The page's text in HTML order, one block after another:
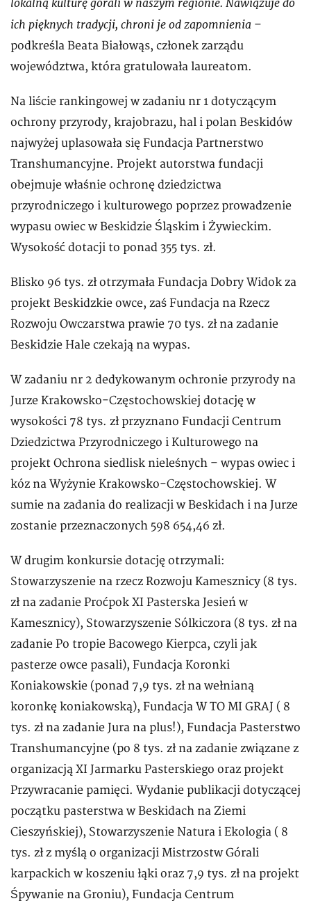
lokalną kulturę górali w naszym regionie. Nawiązuje do
ich pięknych tradycji, chroni je od zapomnienia –
podkreśla Beata Białowąs, członek zarządu
województwa, która gratulowała laureatom.
Na liście rankingowej w zadaniu nr 1 dotyczącym
ochrony przyrody, krajobrazu, hal i polan Beskidów
najwyżej uplasowała się Fundacja Partnerstwo
Transhumancyjne. Projekt autorstwa fundacji
obejmuje właśnie ochronę dziedzictwa
przyrodniczego i kulturowego poprzez prowadzenie
wypasu owiec w Beskidzie Śląskim i Żywieckim.
Wysokość dotacji to ponad 355 tys. zł.
Blisko 96 tys. zł otrzymała Fundacja Dobry Widok za
projekt Beskidzkie owce, zaś Fundacja na Rzecz
Rozwoju Owczarstwa prawie 70 tys. zł na zadanie
Beskidzie Hale czekają na wypas.
W zadaniu nr 2 dedykowanym ochronie przyrody na
Jurze Krakowsko-Częstochowskiej dotację w
wysokości 78 tys. zł przyznano Fundacji Centrum
Dziedzictwa Przyrodniczego i Kulturowego na
projekt Ochrona siedlisk nieleśnych – wypas owiec i
kóz na Wyżynie Krakowsko-Częstochowskiej. W
sumie na zadania do realizacji w Beskidach i na Jurze
zostanie przeznaczonych 598 654,46 zł.
W drugim konkursie dotację otrzymali:
Stowarzyszenie na rzecz Rozwoju Kamesznicy (8 tys.
zł na zadanie Proćpok XI Pasterska Jesień w
Kamesznicy), Stowarzyszenie Sólkiczora (8 tys. zł na
zadanie Po tropie Bacowego Kierpca, czyli jak
pasterze owce pasali), Fundacja Koronki
Koniakowskie (ponad 7,9 tys. zł na wełnianą
koronkę koniakowską), Fundacja W TO MI GRAJ ( 8
tys. zł na zadanie Jura na plus!), Fundacja Pasterstwo
Transhumancyjne (po 8 tys. zł na zadanie związane z
organizacją XI Jarmarku Pasterskiego oraz projekt
Przywracanie pamięci. Wydanie publikacji dotyczącej
początku pasterstwa w Beskidach na Ziemi
Cieszyńskiej), Stowarzyszenie Natura i Ekologia ( 8
tys. zł z myślą o organizacji Mistrzostw Górali
karpackich w koszeniu łąki oraz 7,9 tys. zł na projekt
Śpywanie na Groniu), Fundacja Centrum